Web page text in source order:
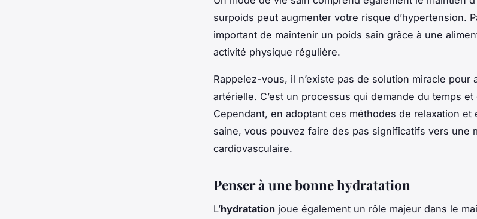
surpoids peut augmenter votre risque d’hypertension.
important de maintenir un poids sain grâce à une
activité physique régulière.
Rappelez-vous, il n’existe pas de solution miracle pour
artérielle. C’est un processus qui demande du temps
Cependant, en adoptant ces méthodes de relaxation et
saine, vous pouvez faire des pas significatifs vers une
cardiovasculaire.
Penser à une bonne hydratation
L’hydratation joue également un rôle majeur dans le